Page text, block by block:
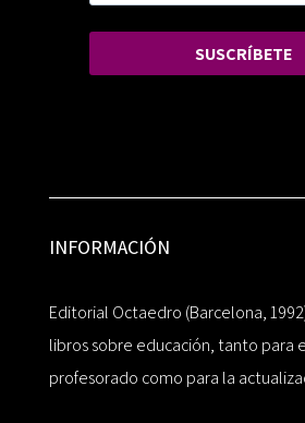
SUSCRÍBETE
INFORMACIÓN
Editorial Octaedro (Barcelona,
libros sobre educación, tanto para
profesorado como para la